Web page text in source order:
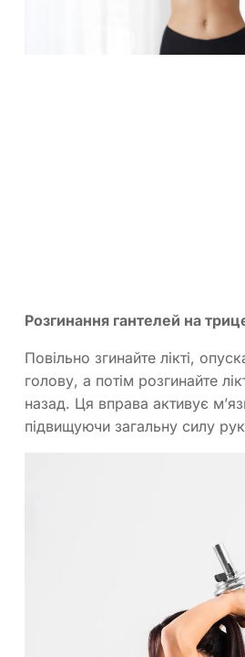
Розгинання гантелей на
Повільно згинайте лікті,
голову, а потім розгинайте
назад. Ця вправа активує
підвищуючи загальну силу рук